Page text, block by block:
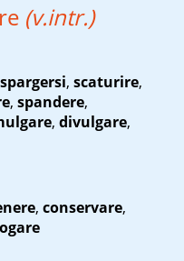
(v.intr.)
spargersi, scaturire,
, spandere,
, divulgare,
, conservare,